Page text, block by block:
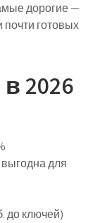
дорогие —
почти готовых
2026
для
до ключей)